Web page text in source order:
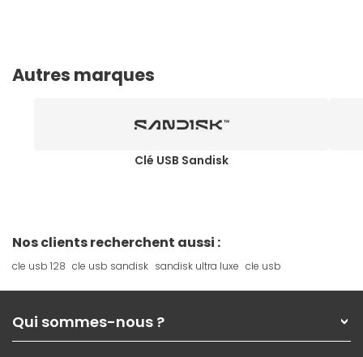
Autres marques
Clé USB Sandisk
Nos clients recherchent aussi :
cle usb 128 cle usb sandisk sandisk ultra luxe cle usb
Qui sommes-nous ?